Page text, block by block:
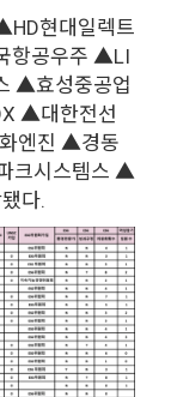
현대일렉트
항공우주 ▲LI
▲효성중공업
▲대한전선
엔진 ▲경동
크시스템스 ▲
다.